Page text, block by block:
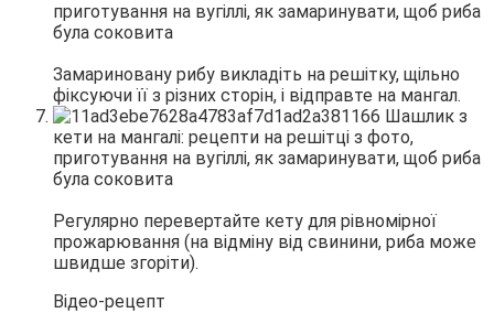
Замариновану рибу викладіть на решітку, щільно
фіксуючи її з різних сторін, і відправте на мангал.
Регулярно перевертайте кету для рівномірної
прожарювання (на відміну від свинини, риба може
швидше згоріти).
Відео-рецепт